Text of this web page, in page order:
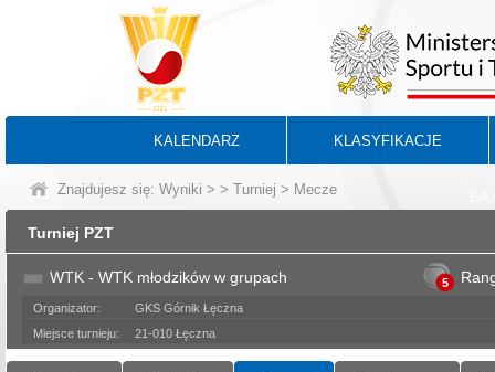
KALENDARZ KLASYFIKACJE
Znajdujesz się: Wyniki > > Turniej > Mecze
Turniej PZT
WTK - WTK młodzików w grupach 5
Organizator:
GKS Górnik Łęczna
Miejsce turnieju:
21-010 Łęczna